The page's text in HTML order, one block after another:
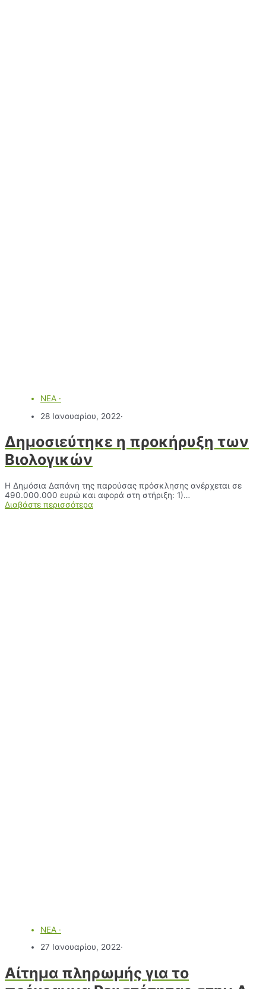
ΝΕΑ ·
28 Ιανουαρίου, 2022·
Δημοσιεύτηκε η προκήρυξη των
Βιολογικών
Η Δημόσια Δαπάνη της παρούσας πρόσκλησης ανέρχεται σε
490.000.000 ευρώ και αφορά στη στήριξη: 1)…
Διαβάστε περισσότερα
ΝΕΑ ·
27 Ιανουαρίου, 2022·
Αίτημα πληρωμής για το